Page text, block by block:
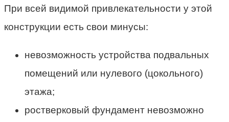
При всей видимой привлекательности у этой
конструкции есть свои минусы:
невозможность устройства подвальных
помещений или нулевого (цокольного)
этажа;
ростверковый фундамент невозможно